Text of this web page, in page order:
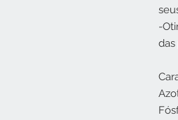
-
das